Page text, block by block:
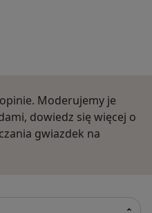
Moderujemy je
dowiedz się więcej o
gwiazdek na